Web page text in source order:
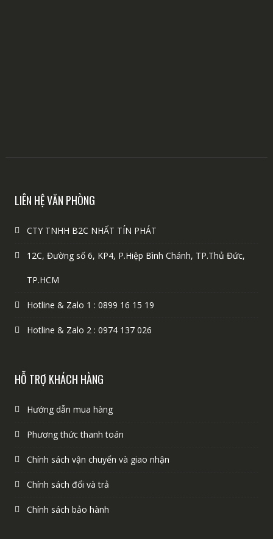
LIÊN HỆ VĂN PHÒNG
CTY TNHH B2C NHẤT TÍN PHÁT
12C, Đường số 6, KP4, P.Hiệp Bình Chánh, TP.Thủ Đức,
TP.HCM
Hotline & Zalo 1 : 0899 16 15 19
Hotline & Zalo 2 : 0974 137 026
HỖ TRỢ KHÁCH HÀNG
Hướng dẫn mua hàng
Phương thức thanh toán
Chính sách vận chuyển và giao nhận
Chính sách đổi và trả
Chính sách bảo hành